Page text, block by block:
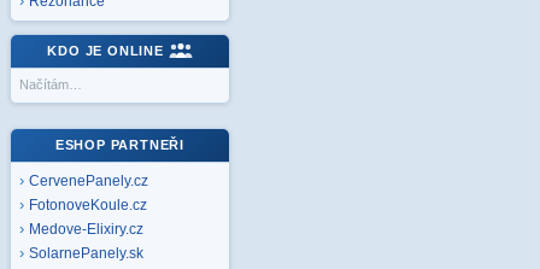
KDO JE ONLINE
Načítám…
ESHOP PARTNEŘI
CervenePanely.cz
FotonoveKoule.cz
Medove-Elixiry.cz
SolarnePanely.sk